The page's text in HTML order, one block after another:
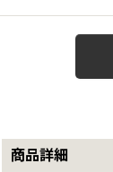
商品詳細